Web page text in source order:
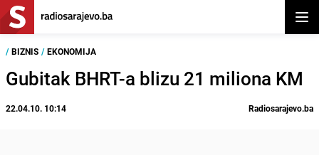
/ BIZNIS / EKONOMIJA
Gubitak BHRT-a blizu 21 miliona KM
22.04.10. 10:14 Radiosarajevo.ba